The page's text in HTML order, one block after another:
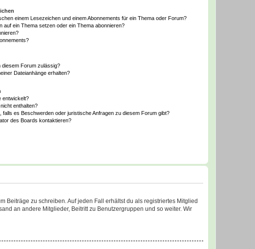
einem Lesezeichen und einem Abonnements für ein Thema oder Forum?
auf ein Thema setzen oder ein Thema abonnieren?
diesem Forum zulässig?
Dateianhänge erhalten?
entwickelt?
enthalten?
falls es Beschwerden oder juristische Anfragen zu diesem Forum gibt?
des Boards kontaktieren?
Beiträge zu schreiben. Auf jeden Fall erhältst du als registriertes Mitglied
an andere Mitglieder, Beitritt zu Benutzergruppen und so weiter. Wir